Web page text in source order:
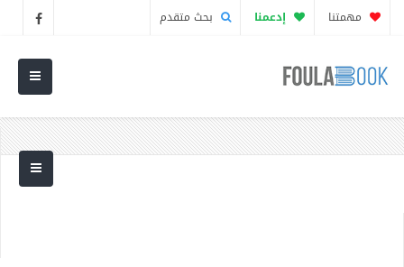
مهمتنا إدعمنا بحث متقدم